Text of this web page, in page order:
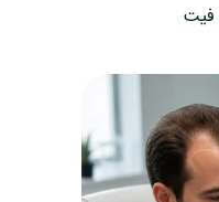
فیت